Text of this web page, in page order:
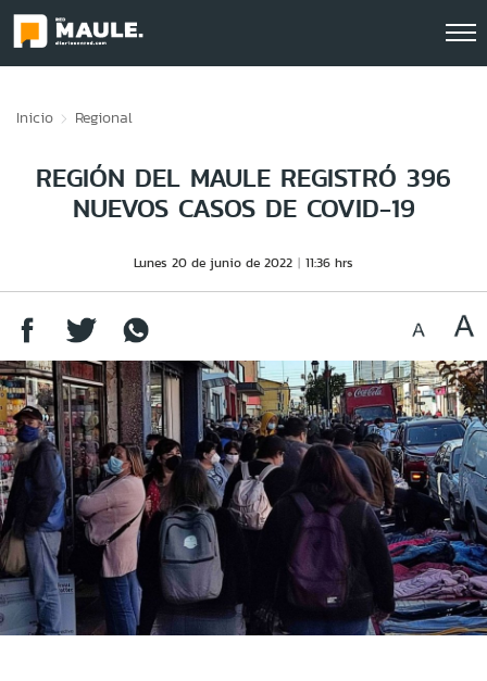
Inicio Regional
REGIÓN DEL MAULE REGISTRÓ 396
NUEVOS CASOS DE COVID-19
Lunes 20 de junio de 2022 11:36 hrs